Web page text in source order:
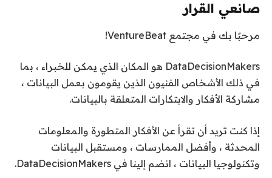
صانعي القرار
مرحبًا بك في مجتمع VentureBeat!
DataDecisionMakers هو المكان الذي يمكن للخبراء ، بما
في ذلك الأشخاص الفنيون الذين يقومون بعمل البيانات ،
مشاركة الأفكار والابتكارات المتعلقة بالبيانات.
إذا كنت تريد أن تقرأ عن الأفكار المتطورة والمعلومات
المحدثة ، وأفضل الممارسات ، ومستقبل البيانات
وتكنولوجيا البيانات ، انضم إلينا في DataDecisionMakers.